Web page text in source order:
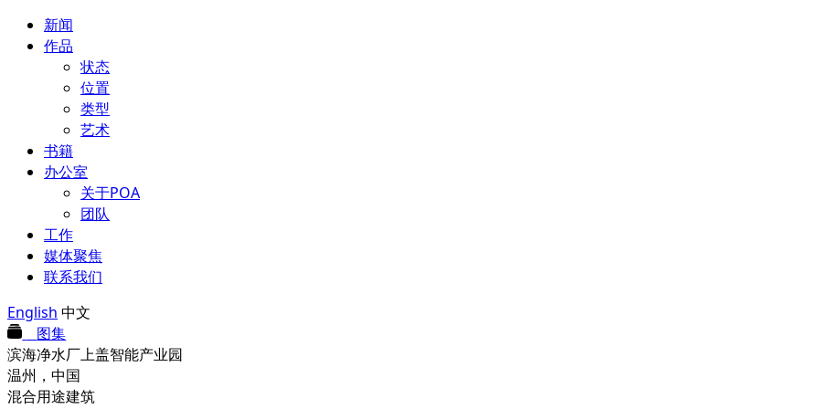
新闻
作品
状态
位置
类型
艺术
书籍
办公室
关于POA
团队
工作
媒体聚焦
联系我们
English 中文
图集
滨海净水厂上盖智能产业园
温州，中国
混合用途建筑